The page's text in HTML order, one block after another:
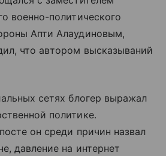
военно-политического
Апти Алаудиновым,
что автором высказываний
сетях блогер выражал
политике.
он среди причин назвал
давление на интернет